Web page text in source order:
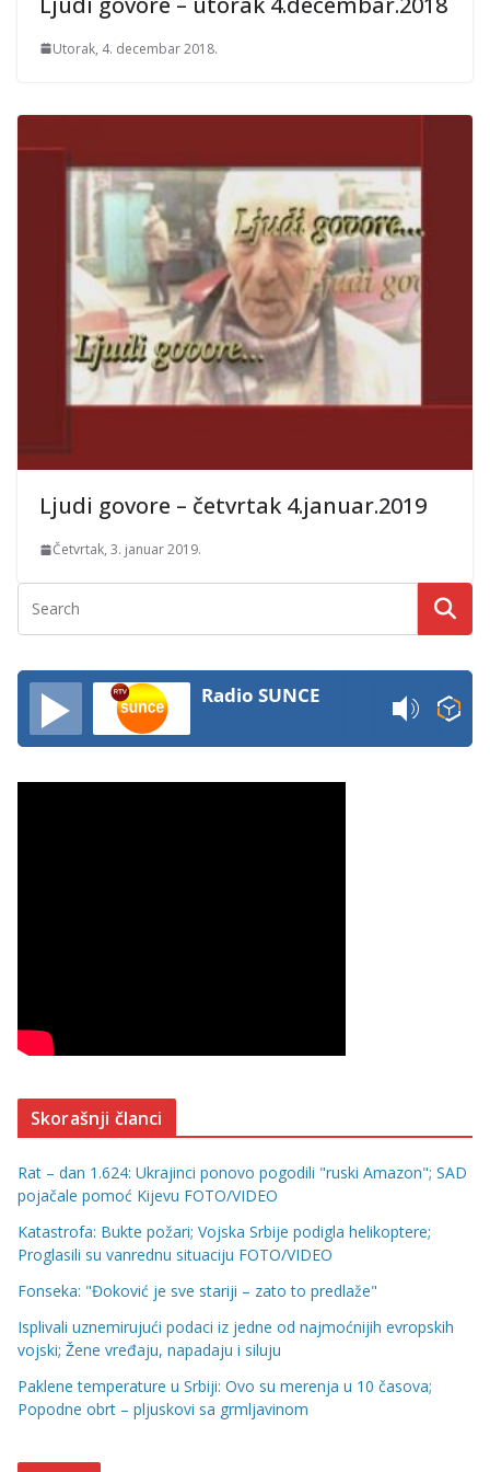
Utorak, 4. decembar 2018.
Ljudi govore – četvrtak 4.januar.2019
Četvrtak, 3. januar 2019.
Radio SUNCE
Skorašnji članci
Rat – dan 1.624: Ukrajinci ponovo pogodili "ruski Amazon"; SAD
pojačale pomoć Kijevu FOTO/VIDEO
Katastrofa: Bukte požari; Vojska Srbije podigla helikoptere;
Proglasili su vanrednu situaciju FOTO/VIDEO
Fonseka: "Đoković je sve stariji – zato to predlaže"
Isplivali uznemirujući podaci iz jedne od najmoćnijih evropskih
vojski; Žene vređaju, napadaju i siluju
Paklene temperature u Srbiji: Ovo su merenja u 10 časova;
Popodne obrt – pljuskovi sa grmljavinom